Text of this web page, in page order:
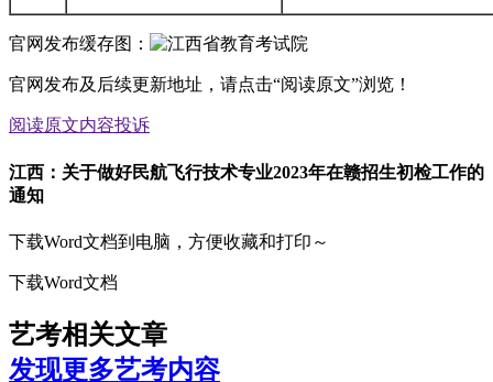
官网发布缓存图：
官网发布及后续更新地址，请点击“阅读原文”浏览！
阅读原文内容投诉
江西：关于做好民航飞行技术专业2023年在赣招生初检工作的
通知
下载Word文档到电脑，方便收藏和打印～
下载Word文档
艺考相关文章
发现更多艺考内容